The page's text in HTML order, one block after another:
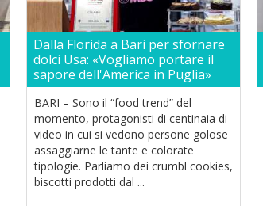
Dalla Florida a Bari per sfornare
dolci Usa: «Vogliamo portare il
sapore dell'America in Puglia»
BARI – Sono il “food trend” del
momento, protagonisti di centinaia di
video in cui si vedono persone golose
assaggiarne le tante e colorate
tipologie. Parliamo dei crumbl cookies,
biscotti prodotti dal ...